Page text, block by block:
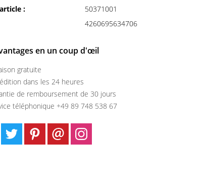
:
50371001
4260695634706
en un coup d'œil
gratuite
dans les 24 heures
de remboursement de 30 jours
téléphonique +49 89 748 538 67